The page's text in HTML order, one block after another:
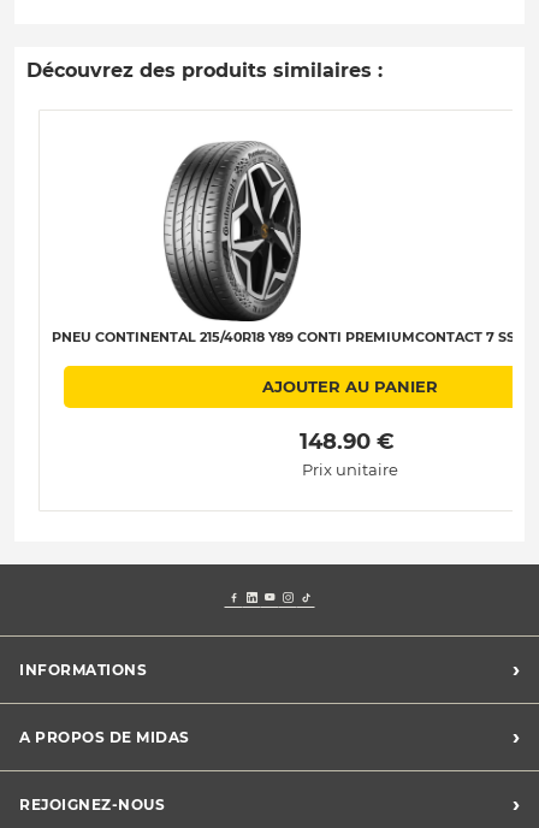
Découvrez des produits similaires :
PNEU CONTINENTAL 215/40R18 Y89 CONTI PREMIUMCONTACT 7 SSR
AJOUTER AU PANIER
148.90 €
Prix unitaire
INFORMATIONS ›
Charte des cookies
Charte des données personnelles
CGV
A PROPOS DE MIDAS ›
Midas France
REJOIGNEZ-NOUS ›